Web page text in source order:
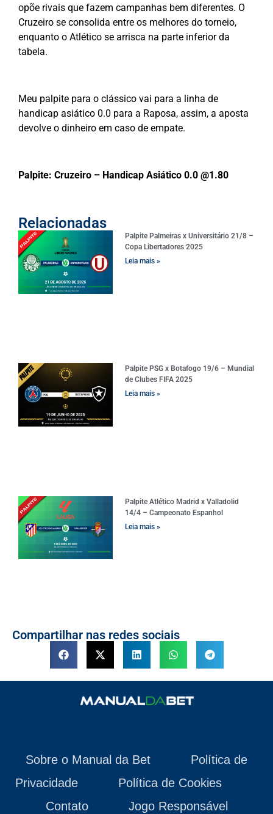
opõe rivais que fazem campanhas bem diferentes. O
Cruzeiro se consolida entre os melhores do torneio,
enquanto o Atlético se arrisca na parte inferior da
tabela.
Meu palpite para o clássico vai para a linha de
handicap asiático 0.0 para a Raposa, assim, a aposta
devolve o dinheiro em caso de empate.
Palpite: Cruzeiro – Handicap Asiático 0.0 @1.80
Relacionadas
Palpite Palmeiras x Universitário 21/8 –
Copa Libertadores 2025
Leia mais »
Palpite PSG x Botafogo 19/6 – Mundial
de Clubes FIFA 2025
Leia mais »
Palpite Atlético Madrid x Valladolid
14/4 – Campeonato Espanhol
Leia mais »
Compartilhar nas redes sociais
Sobre o Manual da Bet
Política de
Privacidade
Política de Cookies
Contato
Jogo Responsável